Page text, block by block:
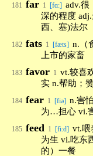
181 far 1 [fɑ:] adv.很
深的程度
西、塞)法尔
182 fats 1 [fæts] n.（
上市的家畜
183 favor 1 vt.较喜
实 n.帮助；
184 fear 1 [fiə] n.害
为…担心 vi.
185 feed 1 [fi:d] vt.喂
为生 vi.吃东
的）一餐